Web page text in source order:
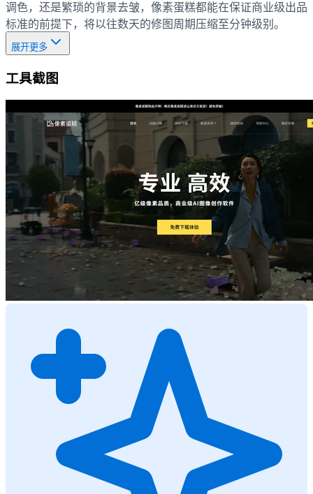
调色，还是繁琐的背景去皱，像素蛋糕都能在保证商业级出品
标准的前提下，将以往数天的修图周期压缩至分钟级别。
展开更多
工具截图